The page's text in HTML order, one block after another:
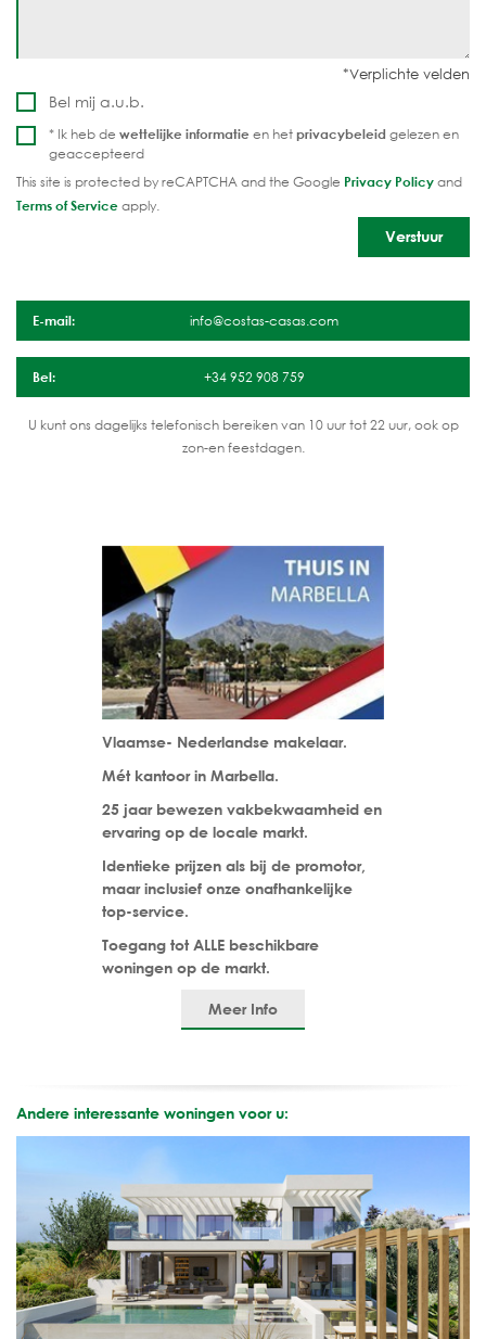
Bel mij a.u.b.
* Ik heb de wettelijke informatie en hetprivacybeleid gelezen en
geaccepteerd
This site is protected by reCAPTCHA and the Google Privacy Policyand
Terms of Serviceapply.
E-mail: info@costas-casas.com
Bel: +34 952 908 759
U kunt ons dagelijks telefonisch bereiken van 10 uur tot 22 uur, ook op
zon-en feestdagen.
Vlaamse- Nederlandse makelaar.
Mét kantoor in Marbella.
25 jaar bewezen vakbekwaamheid en
ervaring op de locale markt.
Identieke prijzen als bij de promotor,
maar inclusief onze onafhankelijke
top-service.
Toegang tot ALLE beschikbare
woningen op de markt.
Meer Info
Andere interessante woningen voor u: